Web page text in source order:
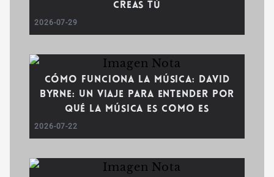
creas tú
2026-07-29
Cómo funciona la música: David
Byrne: un viaje para entender por
qué la música es como es
2026-07-22